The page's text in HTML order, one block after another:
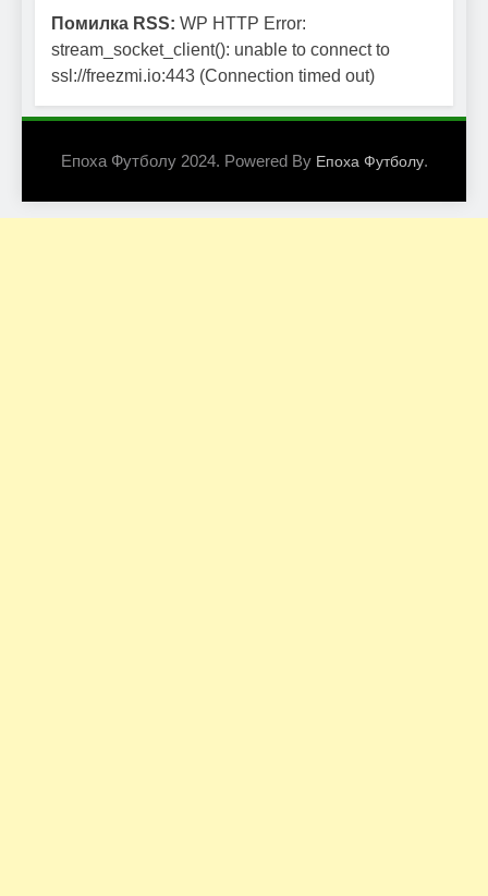
Помилка RSS: WP HTTP Error:
stream_socket_client(): unable to connect to
ssl://freezmi.io:443 (Connection timed out)
Епоха Футболу 2024. Powered By Епоха Футболу.